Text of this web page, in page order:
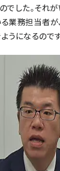
でした。それ
業務担当者が
うになるのです